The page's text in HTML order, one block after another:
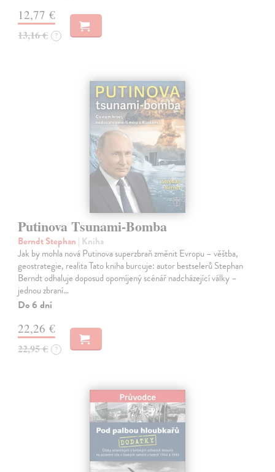
12,77 €
13,16 € ?
Putinova Tsunami-Bomba
Berndt Stephan | Kniha
Jak by mohla nová Putinova superzbraň změnit Evropu – věštba,
geostrategie, realita Tato kniha burcuje: autor bestselerů Stephan
Berndt odhaluje doposud opomíjený scénář nadcházející války –
jednou zbraní…
Do 6 dní
22,26 €
22,95 € ?